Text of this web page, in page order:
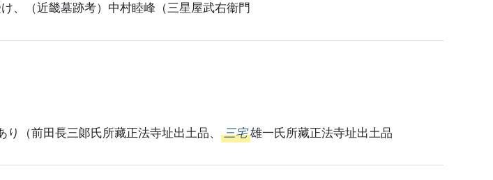
、（近畿墓跡考）中村睦峰（三星屋武右衞門
り（前田長三郞氏所藏正法寺址出土品、三宅 雄一氏所藏正法寺址出土品